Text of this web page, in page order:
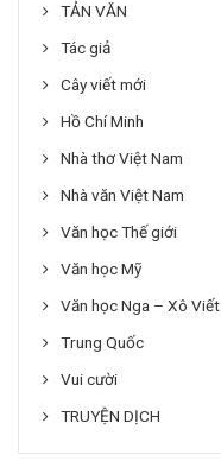
TẢN VĂN
Tác giả
Cây viết mới
Hồ Chí Minh
Nhà thơ Việt Nam
Nhà văn Việt Nam
Văn học Thế giới
Văn học Mỹ
Văn học Nga – Xô Viết
Trung Quốc
Vui cười
TRUYỆN DỊCH